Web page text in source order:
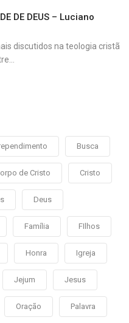
DE DEUS – Luciano
discutidos na teologia cristã
Busca
de Cristo Cristo
Deus
Família FIlhos
Honra Igreja
Jejum Jesus
Oração Palavra